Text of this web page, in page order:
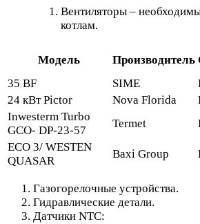
Вентиляторы –
котлам.
Модель Производитель
35 BF
SIME
24 кВт Pictor
Nova Florida
Inwesterm Turbo
GCO- DP-23-57
Termet
ECO 3/ WESTEN
QUASAR
Baxi Group
Газогорелочные устройства.
Гидравлические детали.
Датчики NTС: